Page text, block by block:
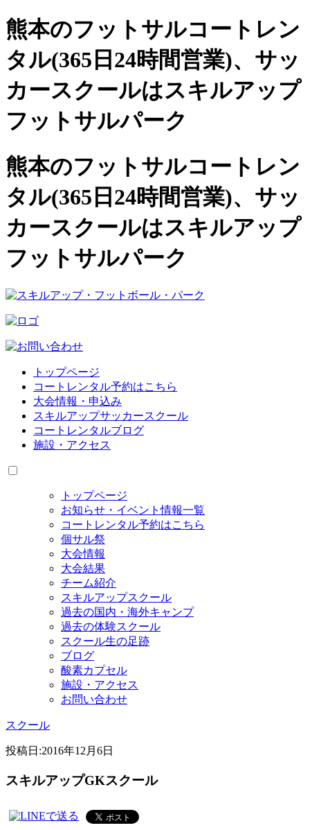
熊本のフットサルコートレン
タル(365日24時間営業)、 サッ
カースクールはスキルアップ
フットサルパーク
熊本のフットサルコートレン
タル(365日24時間営業)、サッ
カースクールはスキルアップ
フットサルパーク
トップページ
コートレンタル予約はこちら
大会情報・申込み
スキルアップサッカースクール
コートレンタルブログ
施設・アクセス
トップページ
お知らせ・イベント情報一覧
コートレンタル予約はこちら
個サル祭
大会情報
大会結果
チーム紹介
スキルアップスクール
過去の国内・海外キャンプ
過去の体験スクール
スクール生の足跡
ブログ
酸素カプセル
施設・アクセス
お問い合わせ
スクール
投稿日:2016年12月6日
スキルアップGKスクール